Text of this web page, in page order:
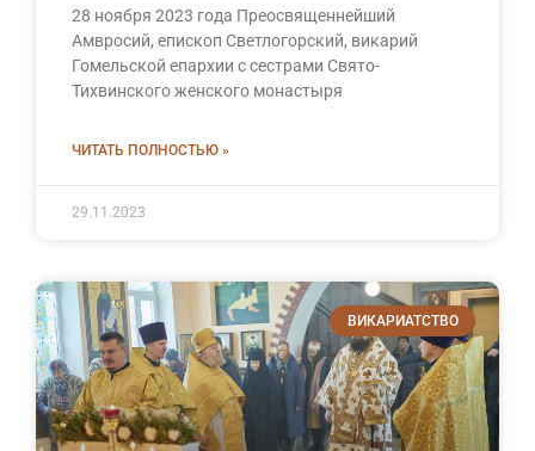
28 ноября 2023 года Преосвященнейший
Амвросий, епископ Светлогорский, викарий
Гомельской епархии с сестрами Свято-
Тихвинского женского монастыря
ЧИТАТЬ ПОЛНОСТЬЮ »
29.11.2023
ВИКАРИАТСТВО